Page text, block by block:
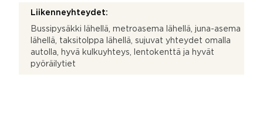
Liikenneyhteydet:
Bussipysäkki lähellä, metroasema lähellä, juna-asema
lähellä, taksitolppa lähellä, sujuvat yhteydet omalla
autolla, hyvä kulkuyhteys, lentokenttä ja hyvät
pyöräilytiet